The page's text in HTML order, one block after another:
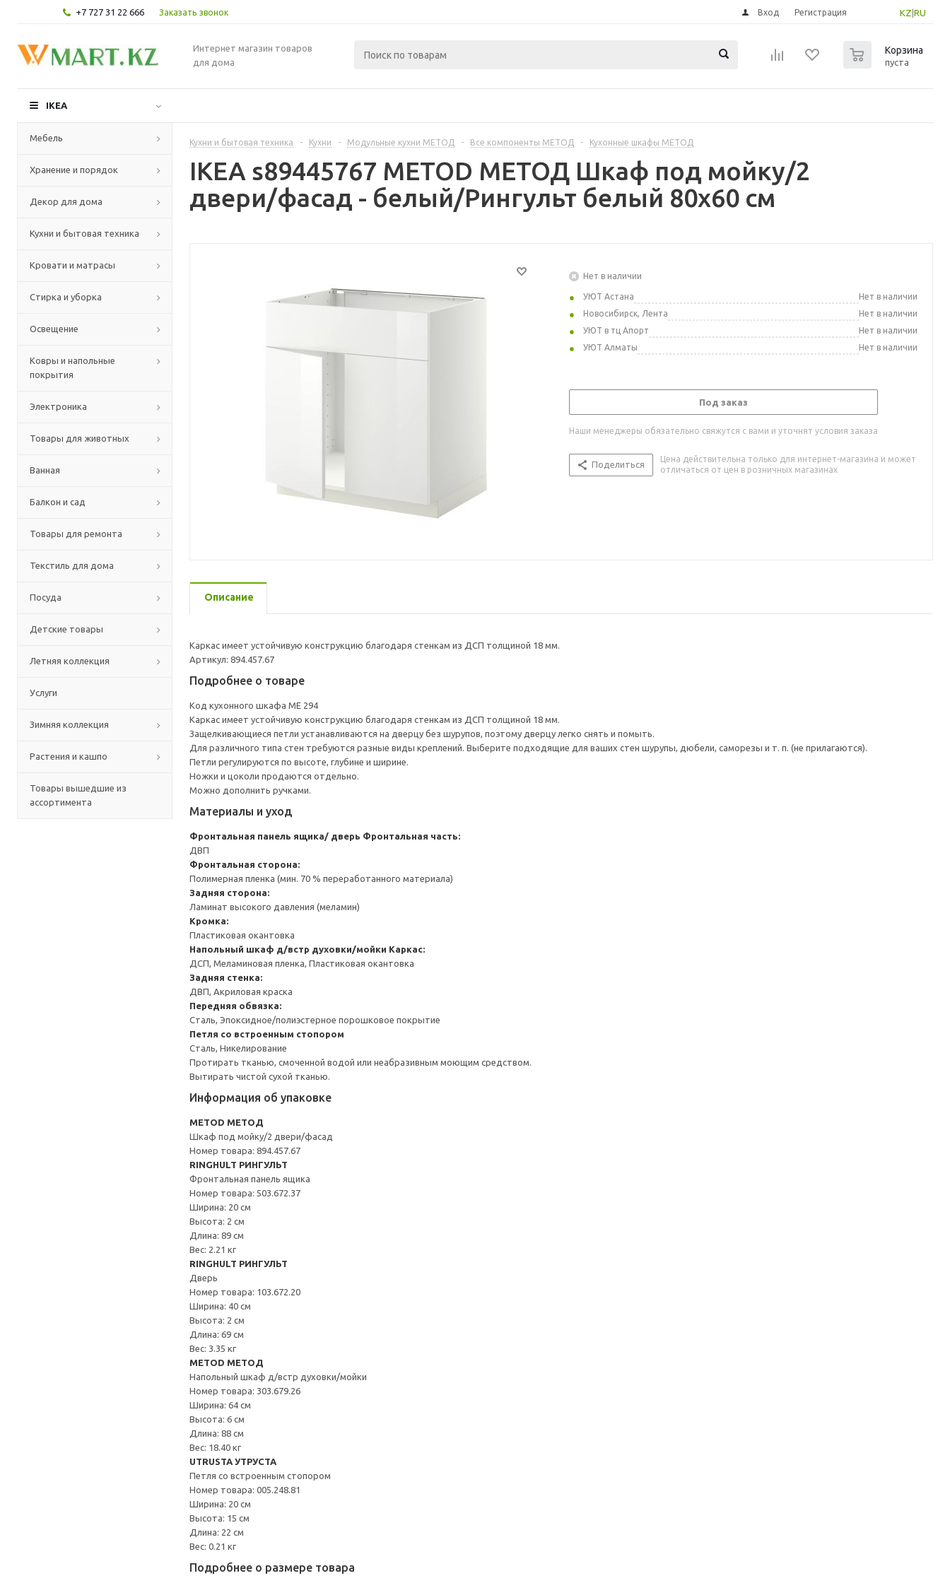
+7 727 31 22 666 Заказать звонок KZ RU
Вход Регистрация
Интернет магазин товаров
для дома
Корзина
пуста
IKEA
Мебель
Хранение и порядок
Декор для дома
Кухни и бытовая техника
Кровати и матрасы
Стирка и уборка
Освещение
Ковры и напольные
покрытия
Электроника
Товары для животных
Ванная
Балкон и сад
Товары для ремонта
Текстиль для дома
Посуда
Детские товары
Летняя коллекция
Услуги
Зимняя коллекция
Растения и кашпо
Товары вышедшие из
ассортимента
Кухни и бытовая техника - Кухни - Модульные кухни МЕТОД - Все компоненты МЕТОД - Кухонные шкафы МЕТОД
IKEA s89445767 METOD МЕТОД Шкаф под мойку/2
двери/фасад - белый/Рингульт белый 80x60 см
Нет в наличии
УЮТ Астана
Нет в наличии
Новосибирск, Лента
Нет в наличии
УЮТ в тц Апорт
Нет в наличии
УЮТ Алматы
Нет в наличии
Под заказ
Наши менеджеры обязательно свяжутся с вами и уточнят условия заказа
Поделиться
Цена действительна только для интернет-магазина и может
отличаться от цен в розничных магазинах
Описание
Каркас имеет устойчивую конструкцию благодаря стенкам из ДСП толщиной 18 мм.
Артикул: 894.457.67
Подробнее о товаре
Код кухонного шкафа ME 294
Каркас имеет устойчивую конструкцию благодаря стенкам из ДСП толщиной 18 мм.
Защелкивающиеся петли устанавливаются на дверцу без шурупов, поэтому дверцу легко снять и помыть.
Для различного типа стен требуются разные виды креплений. Выберите подходящие для ваших стен шурупы, дюбели, саморезы и т. п. (не прилагаются).
Петли регулируются по высоте, глубине и ширине.
Ножки и цоколи продаются отдельно.
Можно дополнить ручками.
Материалы и уход
Фронтальная панель ящика/ дверь Фронтальная часть:
ДВП
Фронтальная сторона:
Полимерная пленка (мин. 70 % переработанного материала)
Задняя сторона:
Ламинат высокого давления (меламин)
Кромка:
Пластиковая окантовка
Напольный шкаф д/встр духовки/мойки Каркас:
ДСП, Меламиновая пленка, Пластиковая окантовка
Задняя стенка:
ДВП, Акриловая краска
Передняя обвязка:
Сталь, Эпоксидное/полиэстерное порошковое покрытие
Петля со встроенным стопором
Сталь, Никелирование
Протирать тканью, смоченной водой или неабразивным моющим средством.
Вытирать чистой сухой тканью.
Информация об упаковке
METOD МЕТОД
Шкаф под мойку/2 двери/фасад
Номер товара: 894.457.67
RINGHULT РИНГУЛЬТ
Фронтальная панель ящика
Номер товара: 503.672.37
Ширина: 20 см
Высота: 2 см
Длина: 89 см
Вес: 2.21 кг
RINGHULT РИНГУЛЬТ
Дверь
Номер товара: 103.672.20
Ширина: 40 см
Высота: 2 см
Длина: 69 см
Вес: 3.35 кг
METOD МЕТОД
Напольный шкаф д/встр духовки/мойки
Номер товара: 303.679.26
Ширина: 64 см
Высота: 6 см
Длина: 88 см
Вес: 18.40 кг
UTRUSTA УТРУСТА
Петля со встроенным стопором
Номер товара: 005.248.81
Ширина: 20 см
Высота: 15 см
Длина: 22 см
Вес: 0.21 кг
Подробнее о размере товара